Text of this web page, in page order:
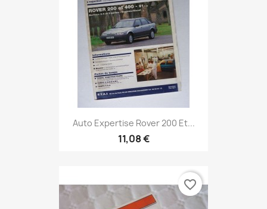
Auto Expertise Rover 200 Et...
11,08 €
favorite_border